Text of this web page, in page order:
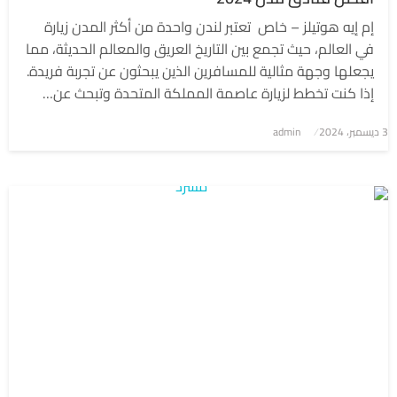
إم إيه هوتيلز – خاص تعتبر لندن واحدة من أكثر المدن زيارة
في العالم، حيث تجمع بين التاريخ العريق والمعالم الحديثة، مما
يجعلها وجهة مثالية للمسافرين الذين يبحثون عن تجربة فريدة.
إذا كنت تخطط لزيارة عاصمة المملكة المتحدة وتبحث عن…
نُشر
3 ديسمبر، 2024 admin